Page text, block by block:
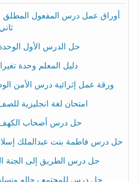
أوراق عمل درس المفعول
ثاني
حل الدرس الأول
دليل المعلم وحدة
ورقة عمل إثرائية درس الأمن
امتحان لغة انجليزية
حل درس أصحاب
حل درس فاطمة بنت عبدالملك
حل درس الطريق إلى الجنة
حل درس للمجتمع رجاله